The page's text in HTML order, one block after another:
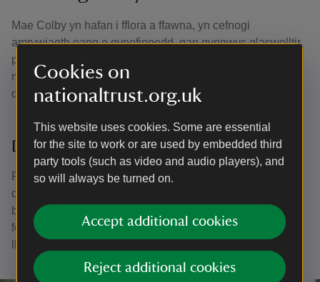
Cookies on
nationaltrust.org.uk
This website uses cookies. Some are essential
for the site to work or are used by embedded third
party tools (such as video and audio players), and
so will always be turned on.
Accept additional cookies
Reject additional cookies
Mae Colby yn hafan i fflora a ffawna, yn cefnogi
amrywiaeth eang o gynefinoedd, gan gynnwys glaswelltir,
pyllau dŵr a choetir. Dy’n ni ddim am i hyn newid, felly
mae ein tîm o arddwyr a gwirfoddolwyr yn gweithio’n
ddyfal i’w cadw yn y cyflwr gorau posib.
Dôl blodau gwylltion
Rydym yn gadael i laswellt y ddôl dyfu a thyfu, gan ei dorri
dim ond ar ôl i’r blodau fwrw eu had. Mae hyn yn golygu
bod gennym fôr o flodau gwyllt a phili-palod lond y lle, ac
fe allech weld llygod y maes, llygod y gwair, brogaod a